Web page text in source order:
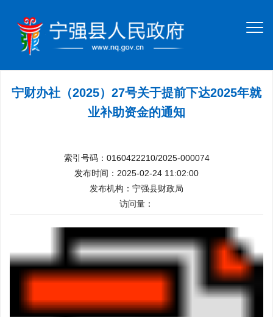
宁财办社（2025）27号关于提前下达2025年就
业补助资金的通知
索引号码：0160422210/2025-000074
发布时间：2025-02-24 11:02:00
发布机构：宁强县财政局
访问量：